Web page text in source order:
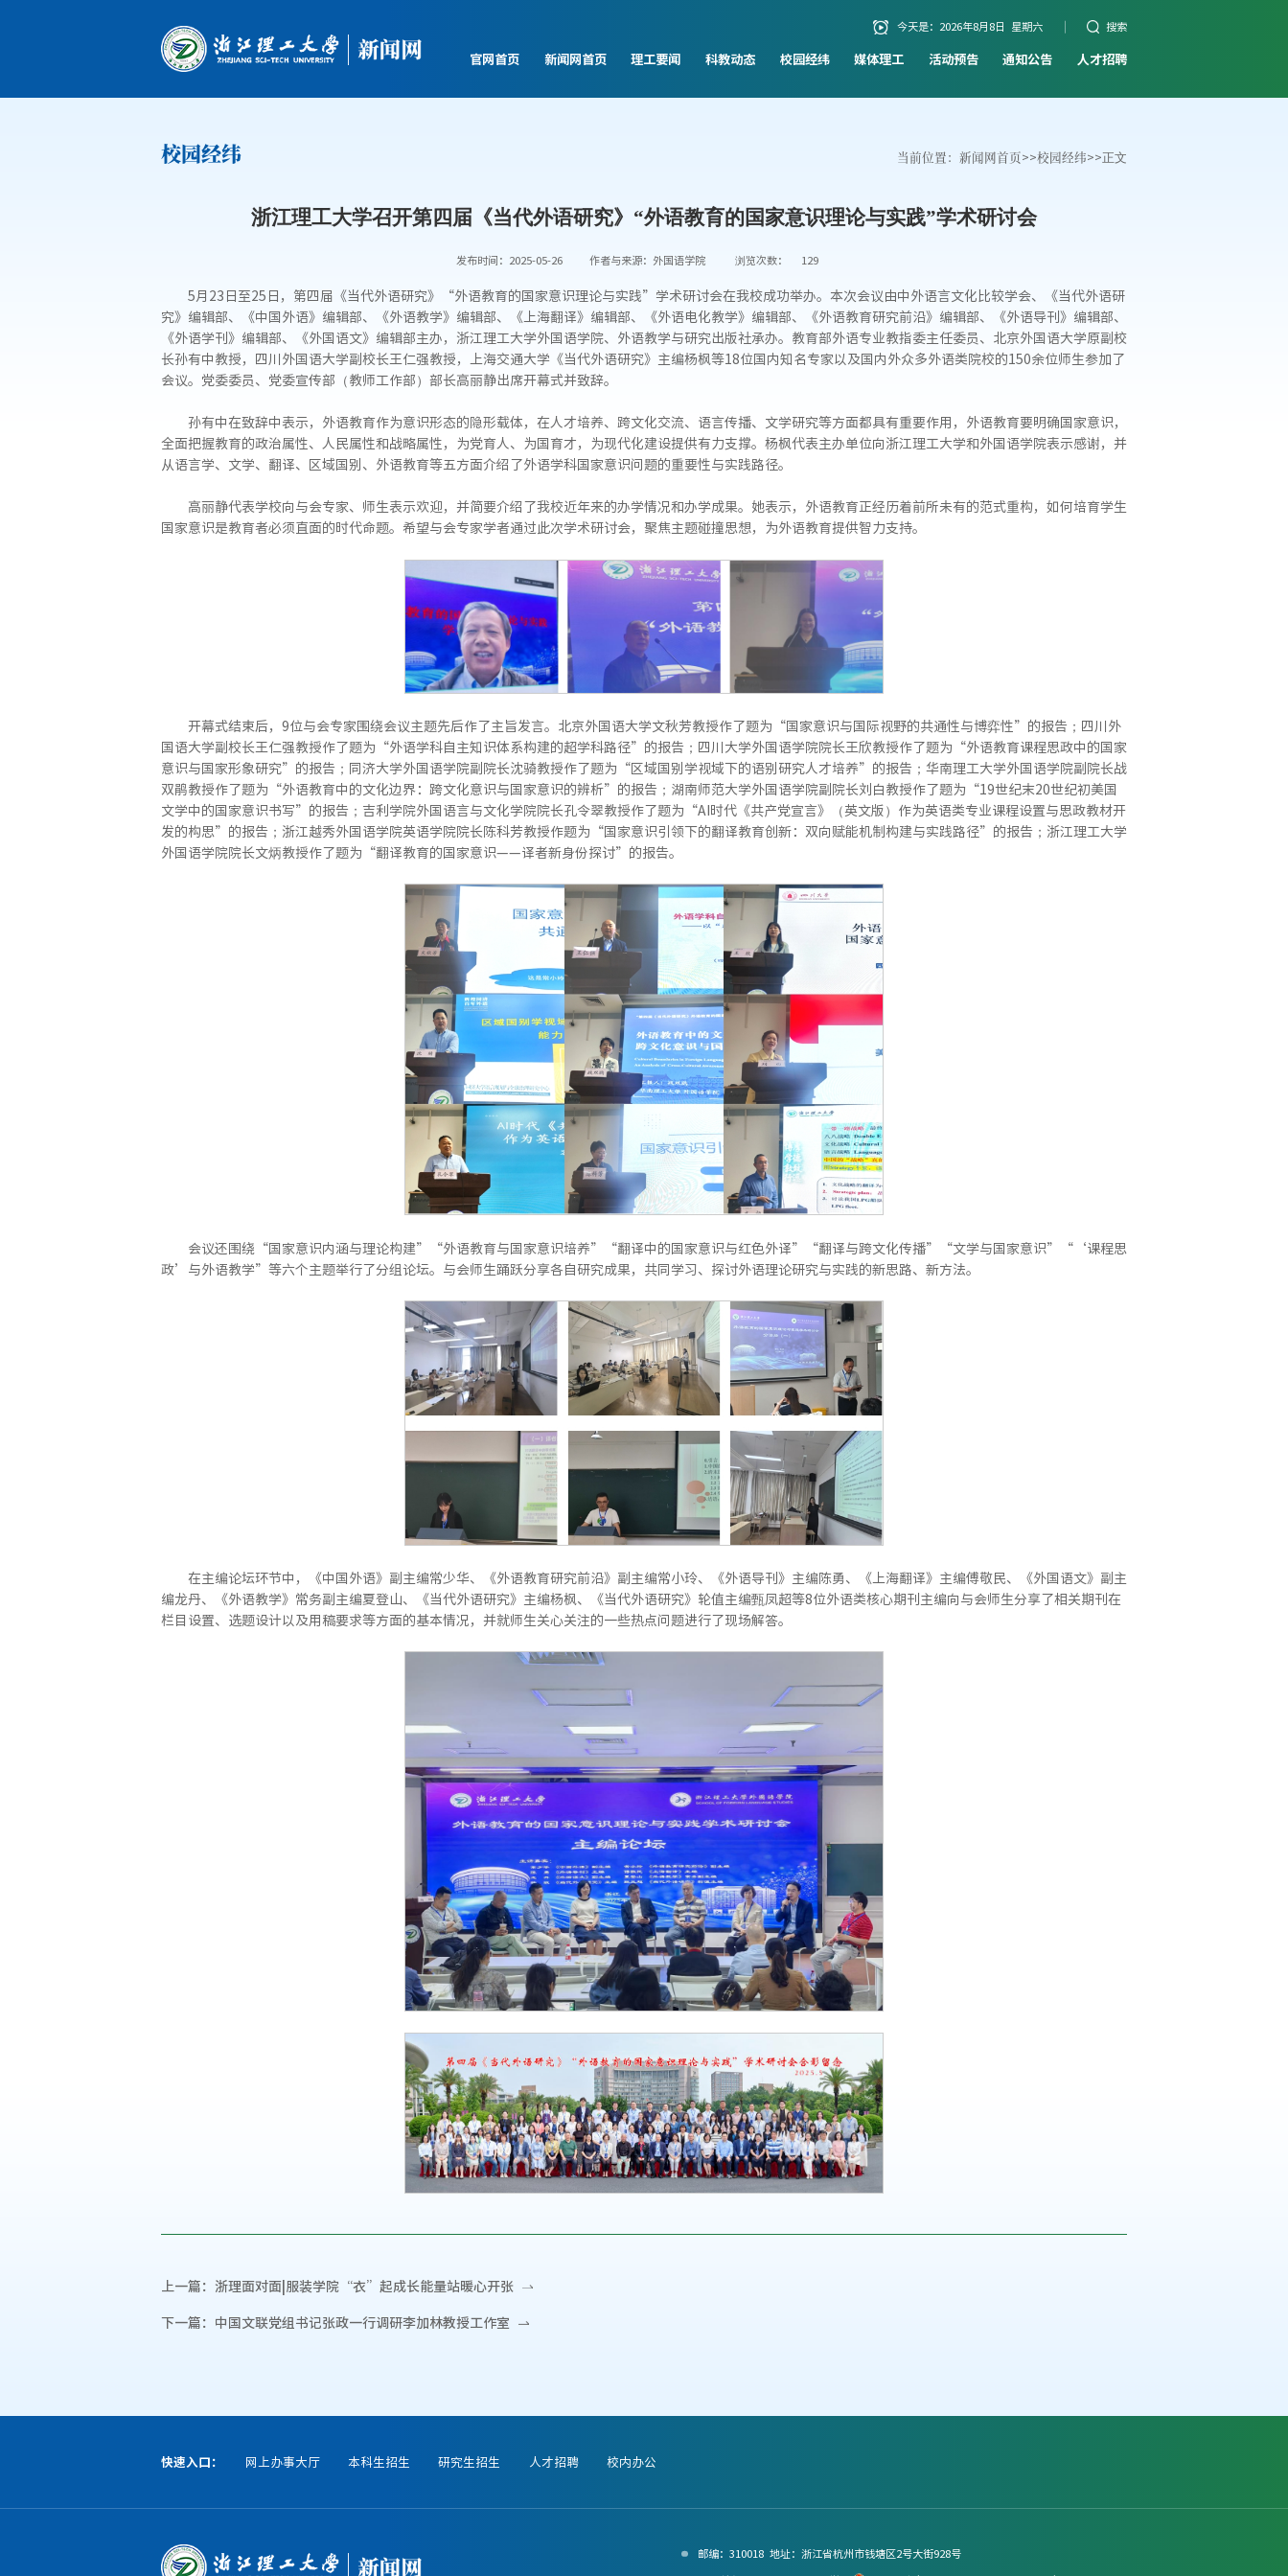
今天是： 2026年8月8日 星期六 搜索
官网首页 新闻网首页 理工要闻 科教动态 校园经纬 媒体理工 活动预告 通知公告 人才招聘
校园经纬 当前位置： 新闻网首页>>校园经纬>>正文
浙江理工大学召开第四届《当代外语研究》“外语教育的国家意识理论与实践”学术研讨会
发布时间：2025-05-26 作者与来源：外国语学院 浏览次数： 129
5月23日至25日，第四届《当代外语研究》“外语教育的国家意识理论与实践”学术研讨会在我校成功举办。本次会议由中外语言文化比较学会、《当代外语研
究》编辑部、《中国外语》编辑部、《外语教学》编辑部、《上海翻译》编辑部、《外语电化教学》编辑部、《外语教育研究前沿》编辑部、《外语导刊》编辑部、
《外语学刊》编辑部、《外国语文》编辑部主办，浙江理工大学外国语学院、外语教学与研究出版社承办。教育部外语专业教指委主任委员、北京外国语大学原副校
长孙有中教授，四川外国语大学副校长王仁强教授，上海交通大学《当代外语研究》主编杨枫等18位国内知名专家以及国内外众多外语类院校的150余位师生参加了
会议。党委委员、党委宣传部（教师工作部）部长高丽静出席开幕式并致辞。
孙有中在致辞中表示，外语教育作为意识形态的隐形载体，在人才培养、跨文化交流、语言传播、文学研究等方面都具有重要作用，外语教育要明确国家意识，
全面把握教育的政治属性、人民属性和战略属性，为党育人、为国育才，为现代化建设提供有力支撑。杨枫代表主办单位向浙江理工大学和外国语学院表示感谢，并
从语言学、文学、翻译、区域国别、外语教育等五方面介绍了外语学科国家意识问题的重要性与实践路径。
高丽静代表学校向与会专家、师生表示欢迎，并简要介绍了我校近年来的办学情况和办学成果。她表示，外语教育正经历着前所未有的范式重构，如何培育学生
国家意识是教育者必须直面的时代命题。希望与会专家学者通过此次学术研讨会，聚焦主题碰撞思想，为外语教育提供智力支持。
开幕式结束后，9位与会专家围绕会议主题先后作了主旨发言。北京外国语大学文秋芳教授作了题为“国家意识与国际视野的共通性与博弈性”的报告；四川外
国语大学副校长王仁强教授作了题为“外语学科自主知识体系构建的超学科路径”的报告；四川大学外国语学院院长王欣教授作了题为“外语教育课程思政中的国家
意识与国家形象研究”的报告；同济大学外国语学院副院长沈骑教授作了题为“区域国别学视域下的语别研究人才培养”的报告；华南理工大学外国语学院副院长战
双鹃教授作了题为“外语教育中的文化边界：跨文化意识与国家意识的辨析”的报告；湖南师范大学外国语学院副院长刘白教授作了题为“19世纪末20世纪初美国
文学中的国家意识书写”的报告；吉利学院外国语言与文化学院院长孔令翠教授作了题为“AI时代《共产党宣言》（英文版）作为英语类专业课程设置与思政教材开
发的构思”的报告；浙江越秀外国语学院英语学院院长陈科芳教授作题为“国家意识引领下的翻译教育创新：双向赋能机制构建与实践路径”的报告；浙江理工大学
外国语学院院长文炳教授作了题为“翻译教育的国家意识——译者新身份探讨”的报告。
会议还围绕“国家意识内涵与理论构建”“外语教育与国家意识培养”“翻译中的国家意识与红色外译”“翻译与跨文化传播”“文学与国家意识”“‘课程思
政’与外语教学”等六个主题举行了分组论坛。与会师生踊跃分享各自研究成果，共同学习、探讨外语理论研究与实践的新思路、新方法。
在主编论坛环节中，《中国外语》副主编常少华、《外语教育研究前沿》副主编常小玲、《外语导刊》主编陈勇、《上海翻译》主编傅敬民、《外国语文》副主
编龙丹、《外语教学》常务副主编夏登山、《当代外语研究》主编杨枫、《当代外语研究》轮值主编甄凤超等8位外语类核心期刊主编向与会师生分享了相关期刊在
栏目设置、选题设计以及用稿要求等方面的基本情况，并就师生关心关注的一些热点问题进行了现场解答。
上一篇： 浙理面对面|服装学院“衣”起成长能量站暖心开张
下一篇： 中国文联党组书记张政一行调研李加林教授工作室
快速入口： 网上办事大厅 本科生招生 研究生招生 人才招聘 校内办公
邮编：310018 地址：浙江省杭州市钱塘区2号大街928号